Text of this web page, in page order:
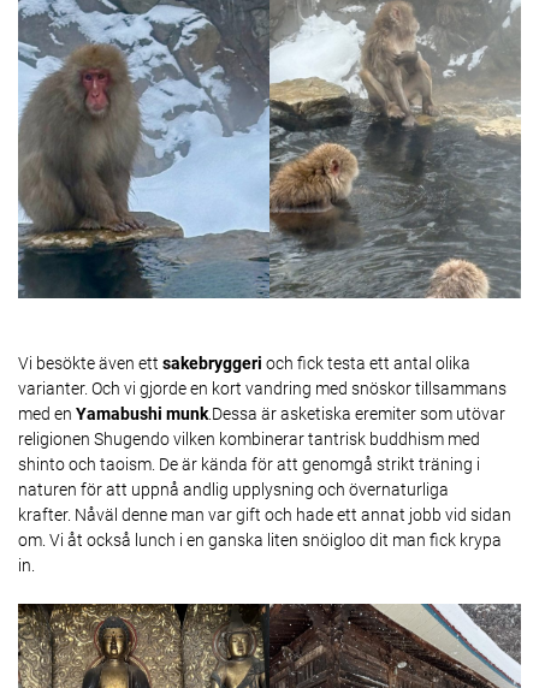
Vi besökte även ett sakebryggeri och fick testa ett antal olika
varianter. Och vi gjorde en kort vandring med snöskor tillsammans
med en Yamabushi munk .Dessa är asketiska eremiter som utövar
religionen Shugendo vilken kombinerar tantrisk buddhism med
shinto och taoism. De är kända för att genomgå strikt träning i
naturen för att uppnå andlig upplysning och övernaturliga
krafter. Nåväl denne man var gift och hade ett annat jobb vid sidan
om. Vi åt också lunch i en ganska liten snöigloo dit man fick krypa
in.